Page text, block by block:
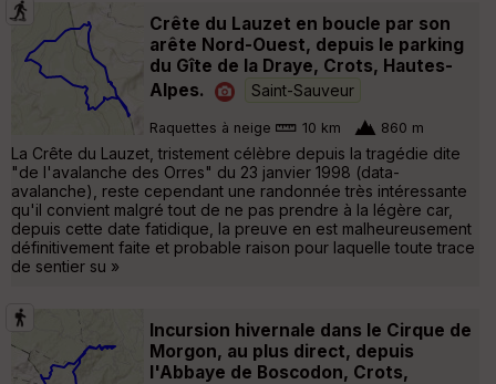
Crête du Lauzet en boucle par son
arête Nord-Ouest, depuis le parking
du Gîte de la Draye, Crots, Hautes-
Alpes.
Saint-Sauveur
Raquettes à neige 10 km 860 m
La Crête du Lauzet, tristement célèbre depuis la tragédie dite
"de l'avalanche des Orres" du 23 janvier 1998 (data-
avalanche), reste cependant une randonnée très intéressante
qu'il convient malgré tout de ne pas prendre à la légère car,
depuis cette date fatidique, la preuve en est malheureusement
définitivement faite et probable raison pour laquelle toute trace
de sentier su »
Incursion hivernale dans le Cirque de
Morgon, au plus direct, depuis
l'Abbaye de Boscodon, Crots,